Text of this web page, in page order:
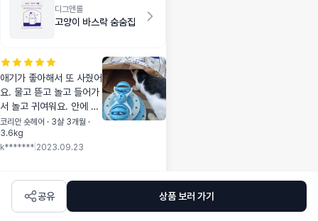
디그앤롤
고양이 바스락 숨숨집
애기가 좋아해서 또 사줬어
요. 물고 뜯고 놀고 들어가
서 놀고 귀여워요. 안에 들
어가서 트랙볼도 해요.
코리안 숏헤어 · 3살 3개월 ·
3.6kg
k******* 2023.09.23
공유 상품 보러 가기